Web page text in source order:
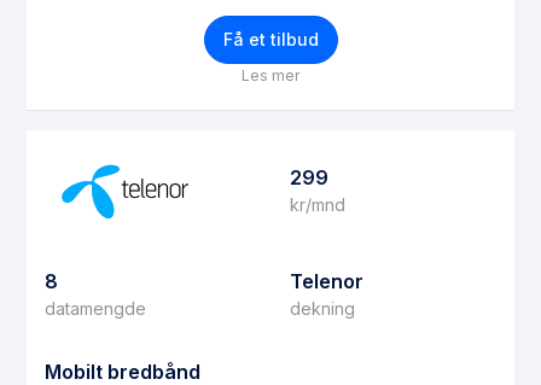
Få et tilbud
Les mer
299
kr/mnd
8
datamengde
Telenor
dekning
Mobilt bredbånd